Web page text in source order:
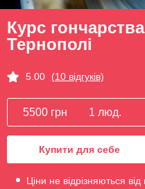
Курс
Тернополі
5.00 (10 відгуків)
5500 грн 1 люд.
Купити для себе
Ціни не відрізняються